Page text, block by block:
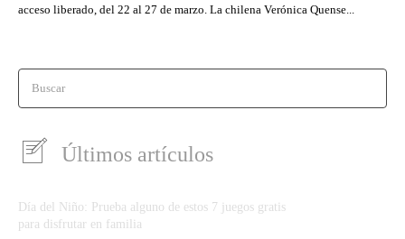
acceso liberado, del 22 al 27 de marzo. La chilena Verónica Quense...
Buscar
Últimos artículos
Día del Niño: Prueba alguno de estos 7 juegos gratis
para disfrutar en familia